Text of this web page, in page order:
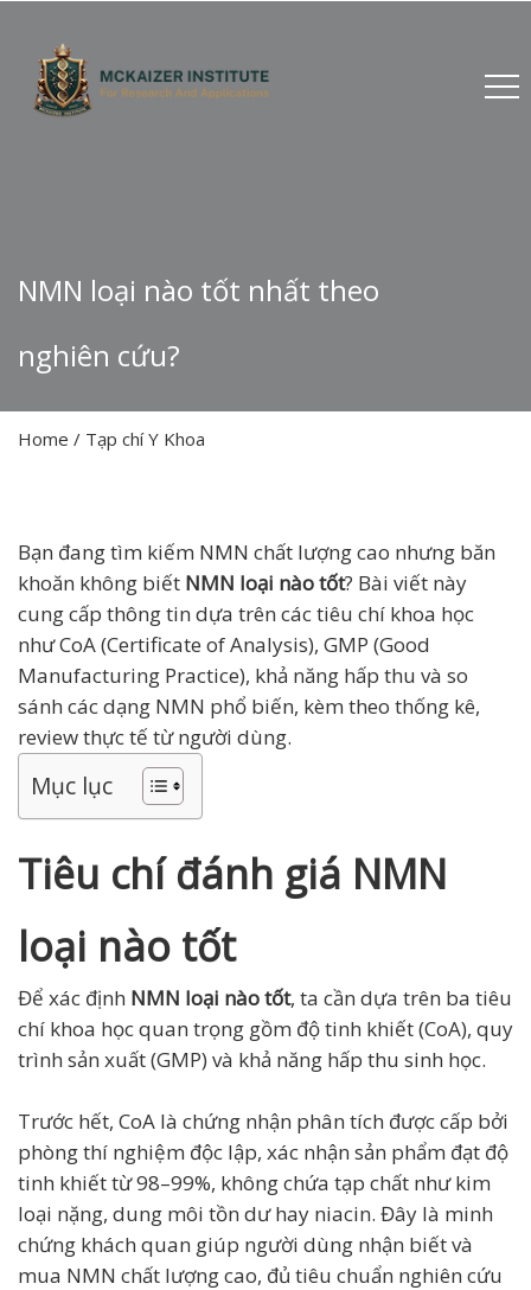
NMN loại nào tốt nhất theo
nghiên cứu?
Home / Tạp chí Y Khoa
Bạn đang tìm kiếm NMN chất lượng cao nhưng băn
khoăn không biết NMN loại nào tốt? Bài viết này
cung cấp thông tin dựa trên các tiêu chí khoa học
như CoA (Certificate of Analysis), GMP (Good
Manufacturing Practice), khả năng hấp thu và so
sánh các dạng NMN phổ biến, kèm theo thống kê,
review thực tế từ người dùng.
Mục lục
Tiêu chí đánh giá NMN
loại nào tốt
Để xác định NMN loại nào tốt, ta cần dựa trên ba tiêu
chí khoa học quan trọng gồm độ tinh khiết (CoA), quy
trình sản xuất (GMP) và khả năng hấp thu sinh học.
Trước hết, CoA là chứng nhận phân tích được cấp bởi
phòng thí nghiệm độc lập, xác nhận sản phẩm đạt độ
tinh khiết từ 98–99%, không chứa tạp chất như kim
loại nặng, dung môi tồn dư hay niacin. Đây là minh
chứng khách quan giúp người dùng nhận biết và
mua NMN chất lượng cao, đủ tiêu chuẩn nghiên cứu